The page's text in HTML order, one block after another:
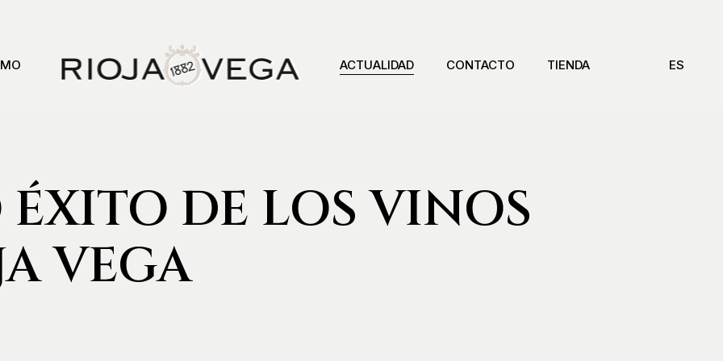
ACTUALIDAD CONTACTO TIENDA ES
DE LOS VINOS
VEGA